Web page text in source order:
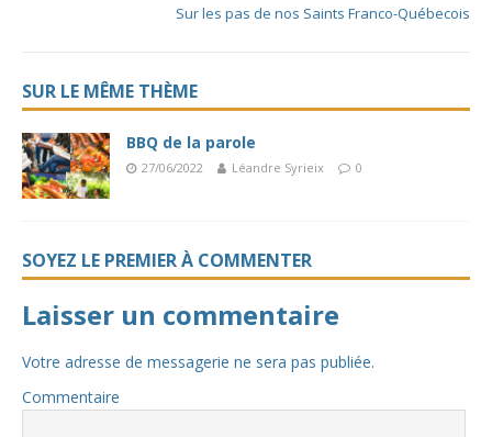
Sur les pas de nos Saints Franco-Québecois
SUR LE MÊME THÈME
BBQ de la parole
27/06/2022 Léandre Syrieix 0
SOYEZ LE PREMIER À COMMENTER
Laisser un commentaire
Votre adresse de messagerie ne sera pas publiée.
Commentaire